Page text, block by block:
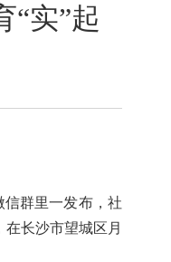
“实”起
信群里一发布，社
长沙市望城区月